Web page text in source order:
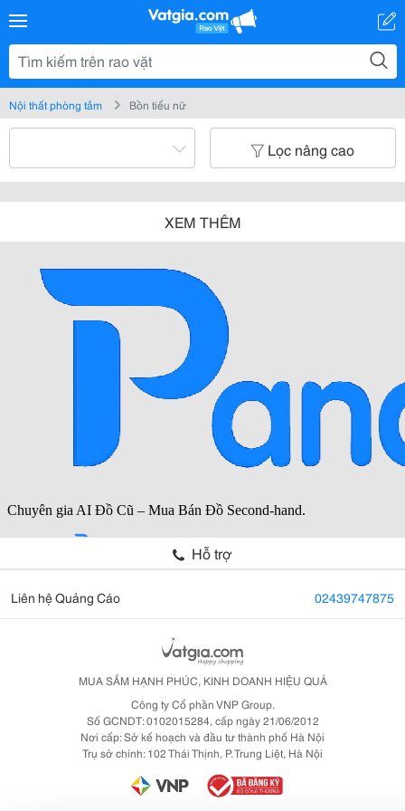
Nội thất phòng tắm Bồn tiểu nữ
Lọc nâng cao
XEM THÊM
Hỗ trợ
Liên hệ Quảng Cáo 02439747875
MUA SẮM HẠNH PHÚC, KINH DOANH HIỆU QUẢ
Công ty Cổ phần VNP Group.
Số GCNDT: 0102015284, cấp ngày 21/06/2012
Nơi cấp: Sở kế hoạch và đầu tư thành phố Hà Nội
Trụ sở chính: 102 Thái Thịnh, P. Trung Liệt, Hà Nội